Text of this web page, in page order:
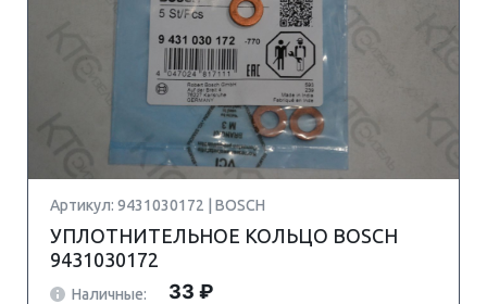
Артикул: 9431030172 | BOSCH
УПЛОТНИТЕЛЬНОЕ КОЛЬЦО BOSCH
9431030172
Наличные: 33 ₽